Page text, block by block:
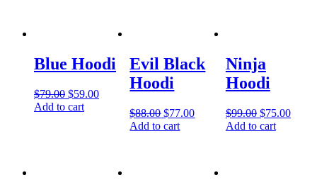
Blue Hoodi
$79.00 $59.00
Add to cart
Evil Black
Hoodi
$88.00 $77.00
Add to cart
Ninja
Hoodi
$99.00 $75.00
Add to cart